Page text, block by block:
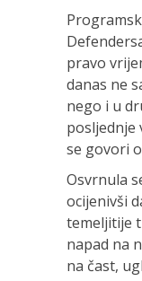
pravo
danas ne
nego i u
posljednje
se govori
Osvrnula
ocijenivši
temeljitije
napad na
na čast,